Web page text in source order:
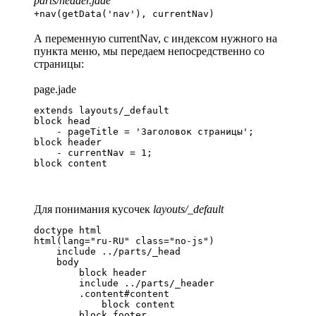
+nav(getData('nav'), currentNav)
А переменную currentNav, с индексом нужного на
пункта меню, мы передаем непосредственно со
страницы:
page.jade
extends layouts/_default
block head
    - pageTitle = 'Заголовок страницы';
block header
    - currentNav = 1;
block content
Для понимания кусочек layouts/_default
doctype html
html(lang="ru-RU" class="no-js")
    include ../parts/_head
    body
        block header
        include ../parts/_header
        .content#content
            block content